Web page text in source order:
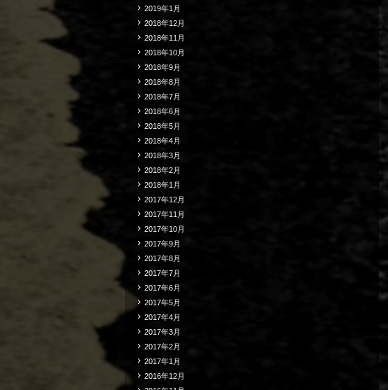
2019年1月
2018年12月
2018年11月
2018年10月
2018年9月
2018年8月
2018年7月
2018年6月
2018年5月
2018年4月
2018年3月
2018年2月
2018年1月
2017年12月
2017年11月
2017年10月
2017年9月
2017年8月
2017年7月
2017年6月
2017年5月
2017年4月
2017年3月
2017年2月
2017年1月
2016年12月